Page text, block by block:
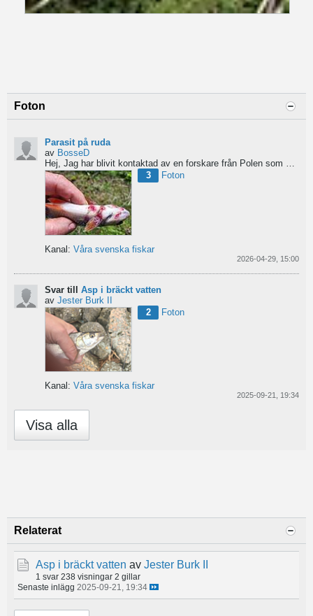
Foton
Parasit på ruda
av BosseD
Hej, Jag har blivit kontaktad av en forskare från Polen som är på jakt efter material av...
3
Foton
Kanal: Våra svenska fiskar
2026-04-29, 15:00
Svar till Asp i bräckt vatten
av Jester Burk II
2
Foton
Kanal: Våra svenska fiskar
2025-09-21, 19:34
Visa alla
Relaterat
Asp i bräckt vatten av Jester Burk II
1 svar 238 visningar 2 gillar
Senaste inlägg 2025-09-21, 19:34